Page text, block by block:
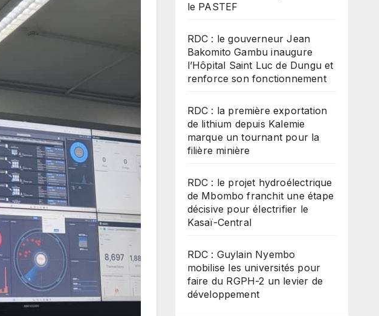
le PASTEF
RDC : le gouverneur Jean
Bakomito Gambu inaugure
l’Hôpital Saint Luc de Dungu et
renforce son fonctionnement
RDC : la première exportation
de lithium depuis Kalemie
marque un tournant pour la
filière minière
RDC : le projet hydroélectrique
de Mbombo franchit une étape
décisive pour électrifier le
Kasaï-Central
RDC : Guylain Nyembo
mobilise les universités pour
faire du RGPH-2 un levier de
développement